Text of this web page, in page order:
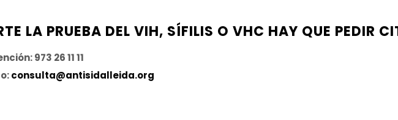
LA PRUEBA DEL VIH, SÍFILIS O VHC HAY QUE PEDIR
973 26 11 11
consulta@antisidalleida.org